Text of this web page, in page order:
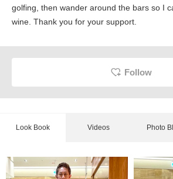
golfing, then wander around the bars so I
wine. Thank you for your support.
Follow
Look Book Videos Photo